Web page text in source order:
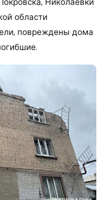
области
повреждены дома